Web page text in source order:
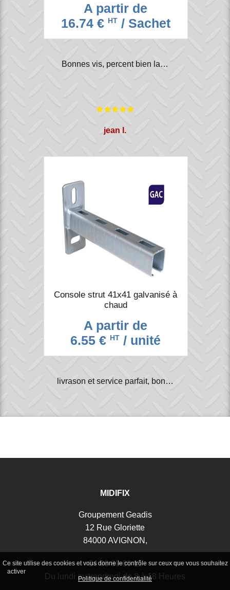
A partir de
16.74 € HT/ Sachet
Bonnes vis, percent bien la…
jean l.
Console strut 41x41 galvanisé à
chaud
A partir de
6.55 € HT/ unité
livrason et service parfait, bon…
MIDIFIX
Groupement Geadis
12 Rue Gloriette
84000 AVIGNON,
04 90 89 60 11
Du lundi au vendredi de 8 à 18 Heures
Ce site utilise des cookies et vous donne le contrôle sur ceux que vous souhaitez
activer
Continuer sans accepter
Politique de confidentialité